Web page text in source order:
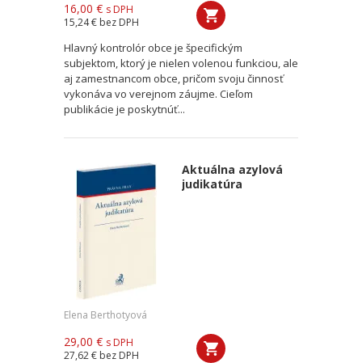
16,00 € s DPH
15,24 € bez DPH
Hlavný kontrolór obce je špecifickým
subjektom, ktorý je nielen volenou funkciou, ale
aj zamestnancom obce, pričom svoju činnosť
vykonáva vo verejnom záujme. Cieľom
publikácie je poskytnúť...
Aktuálna azylová
judikatúra
Elena Berthotyová
29,00 € s DPH
27,62 € bez DPH